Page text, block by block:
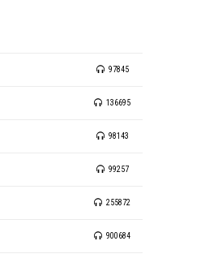
97845
136695
98143
99257
255872
900684